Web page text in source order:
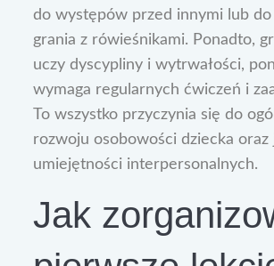
do występów przed innymi lub
grania z rówieśnikami. Ponadto,
uczy dyscypliny i wytrwałości,
wymaga regularnych ćwiczeń i
To wszystko przyczynia się do
rozwoju osobowości dziecka oraz
umiejętności interpersonalnych.
Jak